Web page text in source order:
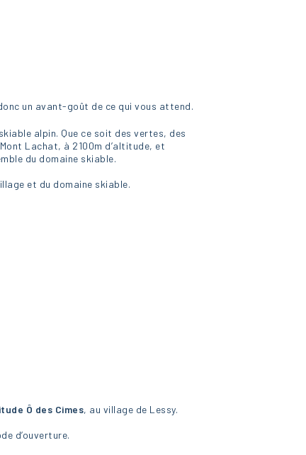
un avant-goût de ce qui vous attend.
alpin. Que ce soit des vertes, des
Lachat, à 2100m d’altitude, et
du domaine skiable.
et du domaine skiable.
Ô des Cimes, au village de Lessy.
d’ouverture.